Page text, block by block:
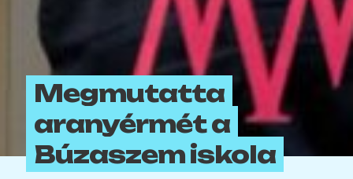
Megmutatta
aranyérmét a
Búzaszem iskola